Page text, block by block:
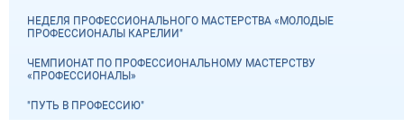
НЕДЕЛЯ ПРОФЕССИОНАЛЬНОГО МАСТЕРСТВА «МОЛОДЫЕ
ПРОФЕССИОНАЛЫ КАРЕЛИИ"
ЧЕМПИОНАТ ПО ПРОФЕССИОНАЛЬНОМУ МАСТЕРСТВУ
«ПРОФЕССИОНАЛЫ»
"ПУТЬ В ПРОФЕССИЮ"